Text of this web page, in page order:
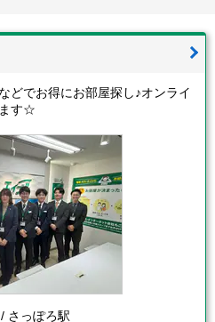
どでお得にお部屋探し♪オンライ
す☆
さっぽろ駅